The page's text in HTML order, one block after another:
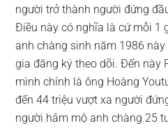
người trở thành người đứng
Điều này có nghĩa là cứ mỗi 1
anh chàng sinh năm 1986
gia đăng ký theo dõi. Đến này
mình chính là ông Hoàng
đến 44 triệu vượt xa người
người hâm mộ anh chàng 25